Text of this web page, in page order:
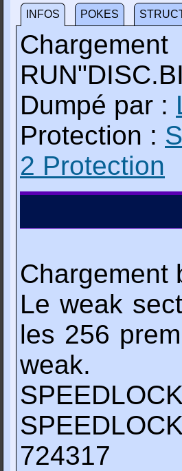
INFOS POKES
Dumpé par :
Protection :
2 Protection
Chargement
Le weak
les 256
weak.
724317